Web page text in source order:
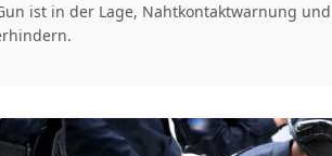
ist in der Lage, Nahtkontaktwarnung